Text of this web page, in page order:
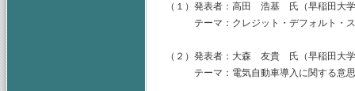
（１）発表者：高田 浩基 氏（早稲田大
テーマ：クレジット・デフォルト・ス
（２）発表者：大森 友貴 氏（早稲田大
テーマ：電気自動車導入に関する意思